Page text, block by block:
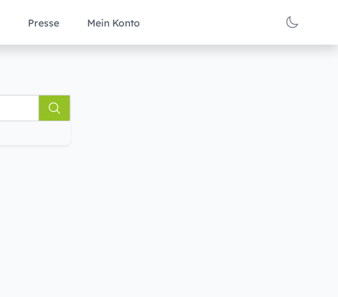
Presse Mein Konto